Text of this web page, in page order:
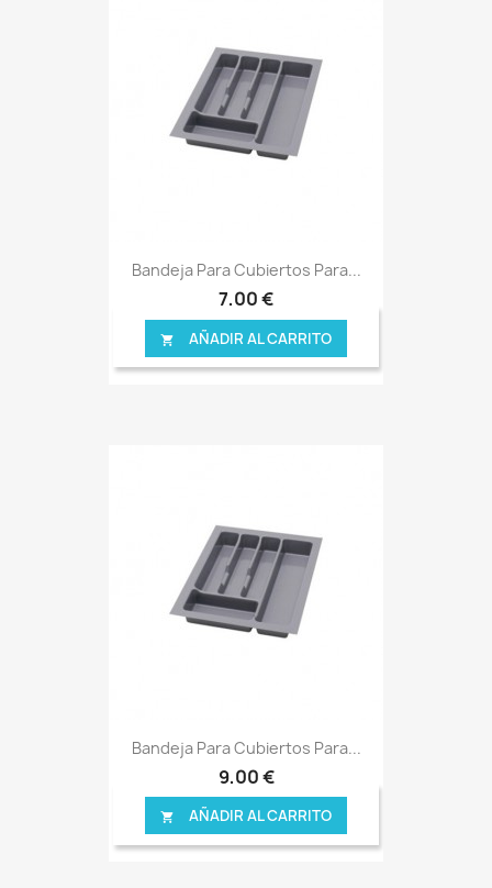
Bandeja Para Cubiertos Para...
7,00 €
 AÑADIR AL CARRITO
Bandeja Para Cubiertos Para...
9,00 €
 AÑADIR AL CARRITO